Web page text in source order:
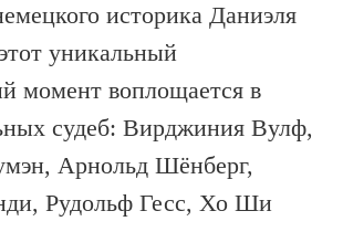
историка Даниэля
уникальный
момент воплощается в
судеб: Вирджиния Вулф,
Арнольд Шёнберг,
Рудольф Гесс, Хо Ши